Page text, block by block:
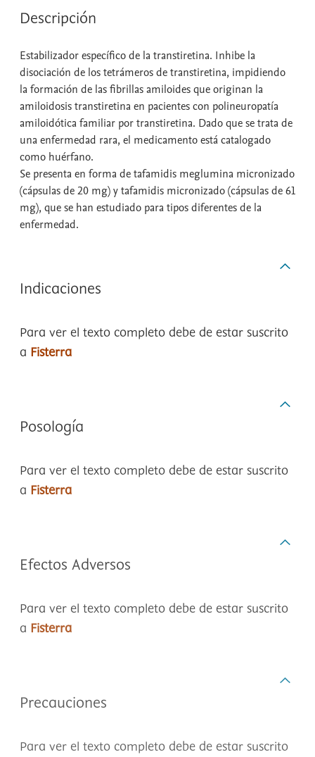
Descripción
Estabilizador específico de la transtiretina. Inhibe la
disociación de los tetrámeros de transtiretina, impidiendo
la formación de las fibrillas amiloides que originan la
amiloidosis transtiretina en pacientes con polineuropatía
amiloidótica familiar por transtiretina. Dado que se trata de
una enfermedad rara, el medicamento está catalogado
como huérfano.
Se presenta en forma de tafamidis meglumina micronizado
(cápsulas de 20 mg) y tafamidis micronizado (cápsulas de 61
mg), que se han estudiado para tipos diferentes de la
enfermedad.
Indicaciones
Para ver el texto completo debe de estar suscrito
a Fisterra
Posología
Para ver el texto completo debe de estar suscrito
a Fisterra
Efectos Adversos
Para ver el texto completo debe de estar suscrito
a Fisterra
Precauciones
Para ver el texto completo debe de estar suscrito